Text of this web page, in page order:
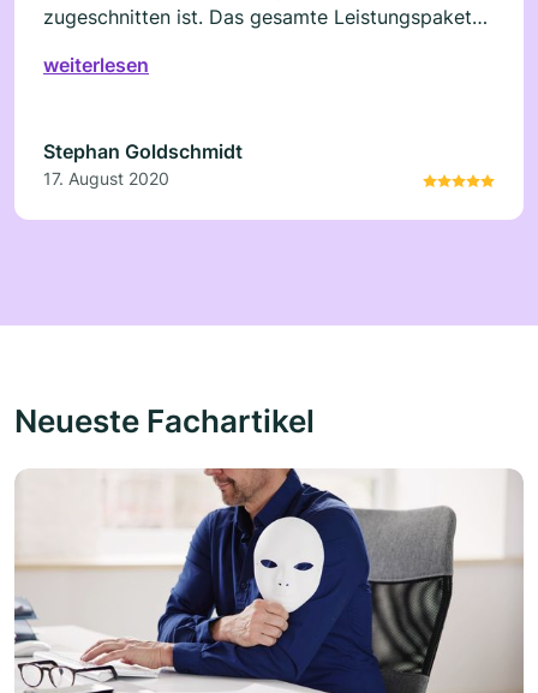
zugeschnitten ist. Das gesamte Leistungspaket
schnelle Abwicklung. Besser geht es nicht. Hier
weiterlesen
Stephan Goldschmidt
17. August 2020
Neueste Fachartikel